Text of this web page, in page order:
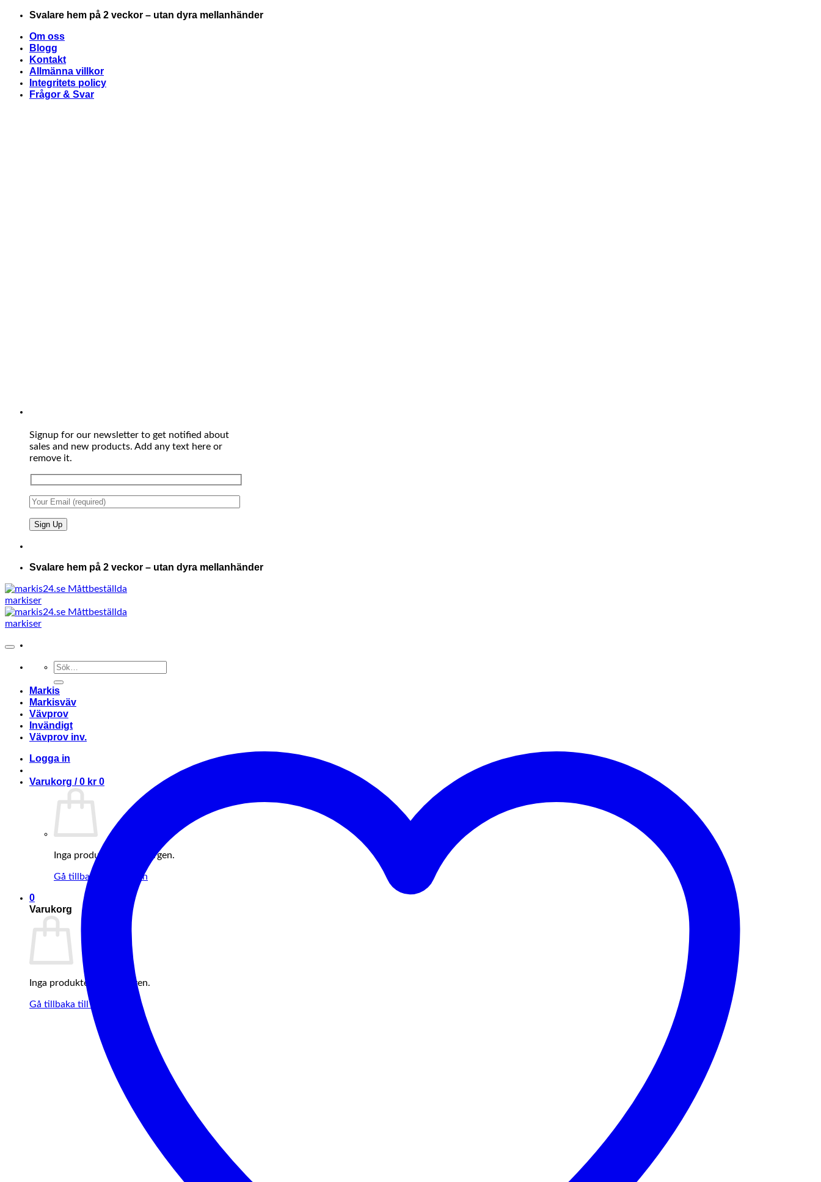
Skip
content
Svalare hem på 2 veckor – utan dyra mellanhänder
Om oss
Blogg
Kontakt
Allmänna villkor
Integritets policy
Frågor & Svar
Signup for our newsletter to get notified about
sales and new products. Add any text here or
remove it.
Svalare hem på 2 veckor – utan dyra mellanhänder
Sök
Markis
Markisväv
Vävprov
Invändigt
Vävprov inv.
Logga in
Varukorg /0 kr 0
Inga produkter i varukorgen.
Gå tillbaka till butiken
0
Varukorg
Inga produkter i varukorgen.
Gå tillbaka till butiken